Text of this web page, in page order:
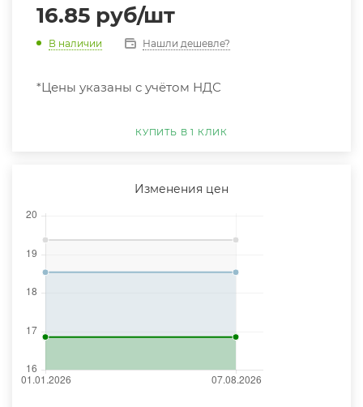
16.85 руб/шт
В наличии Нашли дешевле?
*Цены указаны с учётом НДС
КУПИТЬ В 1 КЛИК
Изменения цен